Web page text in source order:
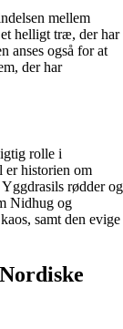
mellem
helligt træ, der har
anses også for at
der har
rolle i
er historien om
rødder og
Nidhug og
samt den evige